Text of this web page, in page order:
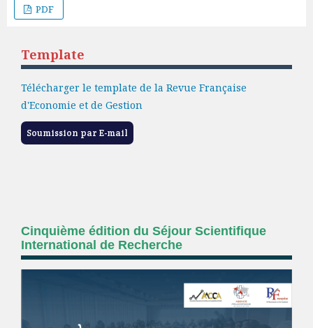
PDF
Template
Télécharger le template de la Revue Française
d'Economie et de Gestion
Soumission par E-mail
Cinquième édition du Séjour Scientifique
International de Recherche